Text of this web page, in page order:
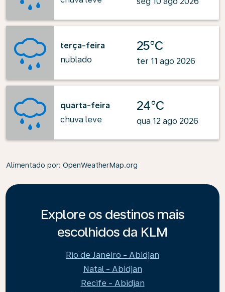
terça-feira
nublado
25°C
ter 11 ago 2026
quarta-feira
chuva leve
24°C
qua 12 ago 2026
Alimentado por: OpenWeatherMap.org
Explore os destinos mais
escolhidos da KLM
Rio de Janeiro - Abidjan
Natal - Abidjan
Recife - Abidjan